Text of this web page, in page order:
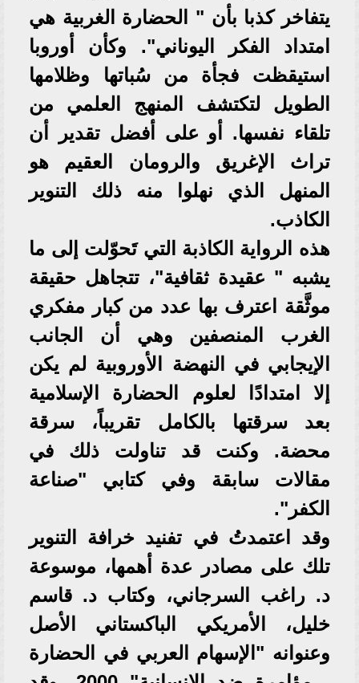
يتفاخر كذبا بأن " الحضارة الغربية هي
امتداد الفكر اليوناني". وكأن أوروبا
استيقظت فجأة من سُباتها وظلامها
الطويل لتكتشف المنهج العلمي من
تلقاء نفسها. أو على أفضل تقدير أن
تراث الإغريق والرومان العقيم هو
المنهل الذي نهلوا منه ذلك التنوير
الكاذب.
هذه الرواية الكاذبة التي تَحوّلت إلى ما
يشبه " عقيدة ثقافية"، تتجاهل حقيقة
موثَّقة اعترف بها عدد من كبار مفكري
الغرب المنصفين وهي أن الجانب
الإيجابي في النهضة الأوروبية لم يكن
إلا امتدادًا لعلوم الحضارة الإسلامية
بعد سرقتها بالكامل تقريباً، سرقة
محضة. وكنت قد تناولت ذلك في
مقالات سابقة وفي كتابي "صناعة
الكفر".
وقد اعتمدتُ في تفنيد خرافة التنوير
تلك على مصادر عدة أهمها، موسوعة
د. راغب السرجاني، وكتاب د. قاسم
خليل، الأمريكي الباكستاني الأصل
وعنوانه "الإسهام العربي في الحضارة